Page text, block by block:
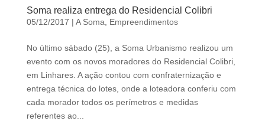
u
Soma realiza entrega do Residencial Colibri
05/12/2017 | A Soma Empreendimentos
No último sábado (25), a Soma Urbanismo realizou um
evento com os novos moradores do Residencial Colibri,
em Linhares. A ação contou com confraternização e
entrega técnica do lotes, onde a loteadora conferiu com
cada morador todos os perímetros e medidas
referentes ao...